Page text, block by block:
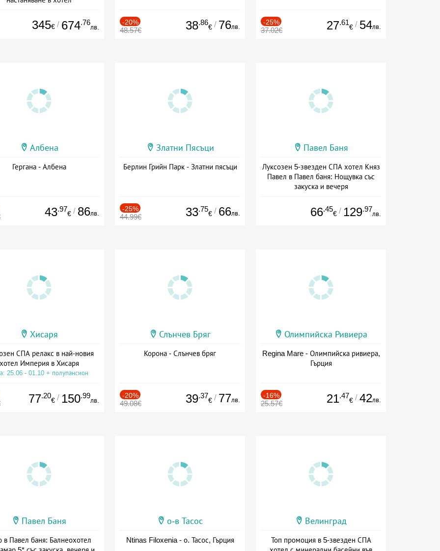
345€ / 674.76
лв.
-20%
48.57€ 38.86
€ / 76лв.
-25%
37.02€ 27.61
€ / 54лв.
Албена
Гергана - Албена
43.97
€ / 86лв.
Златни Пясъци
Берлин Грийн Парк - Златни пясъци
-25%
44.99€ 33.75
€ / 66лв.
Павел Баня
Луксозен 5-звезден СПА хотел Княз
Павел в Павел баня: Нощувка със
закуска и вечеря
66.45
€ / 129.97
лв.
Хисаря
СПА релакс в най-новия
хотел Империя в Хисаря
25.06 - 01.10 + полупансион
77.20
€ / 150.99
лв.
Слънчев Бряг
Корона - Слънчев бряг
-20%
49.08€ 39.37
€ / 77лв.
Олимпийска Ривиера
Regina Mare - Олимпийска ривиера,
Гърция
-16%
25.57€ 21.47
€ / 42лв.
Павел Баня
в Павел баня: Балнеохотел
о-в Тасос
Ntinas Filoxenia - о. Тасос, Гърция
Велинград
Топ промоция в 5-звезден СПА